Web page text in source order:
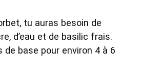
tu auras besoin de
d’eau et de basilic frais.
base pour environ 4 à 6